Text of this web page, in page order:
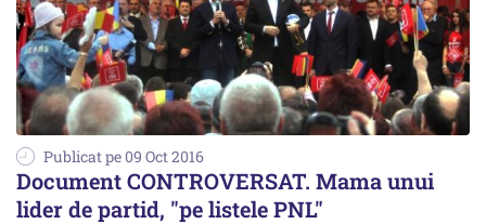
Publicat pe 09 Oct 2016
Document CONTROVERSAT. Mama unui
lider de partid, "pe listele PNL"